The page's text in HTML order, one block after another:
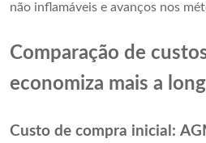
não inflamáveis ​​e avanços nos
Comparação de
economiza mais a
Custo de compra inicial: